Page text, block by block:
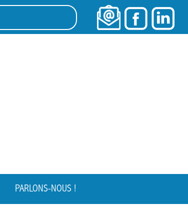
PARLONS-NOUS !